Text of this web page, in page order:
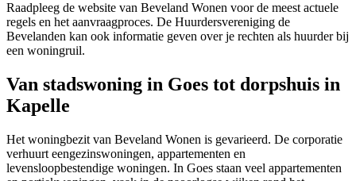
Raadpleeg de website van Beveland Wonen voor de meest actuele
regels en het aanvraagproces. De Huurdersvereniging de
Bevelanden kan ook informatie geven over je rechten als huurder bij
een woningruil.
Van stadswoning in Goes tot dorpshuis in
Kapelle
Het woningbezit van Beveland Wonen is gevarieerd. De corporatie
verhuurt eengezinswoningen, appartementen en
levensloopbestendige woningen. In Goes staan veel appartementen